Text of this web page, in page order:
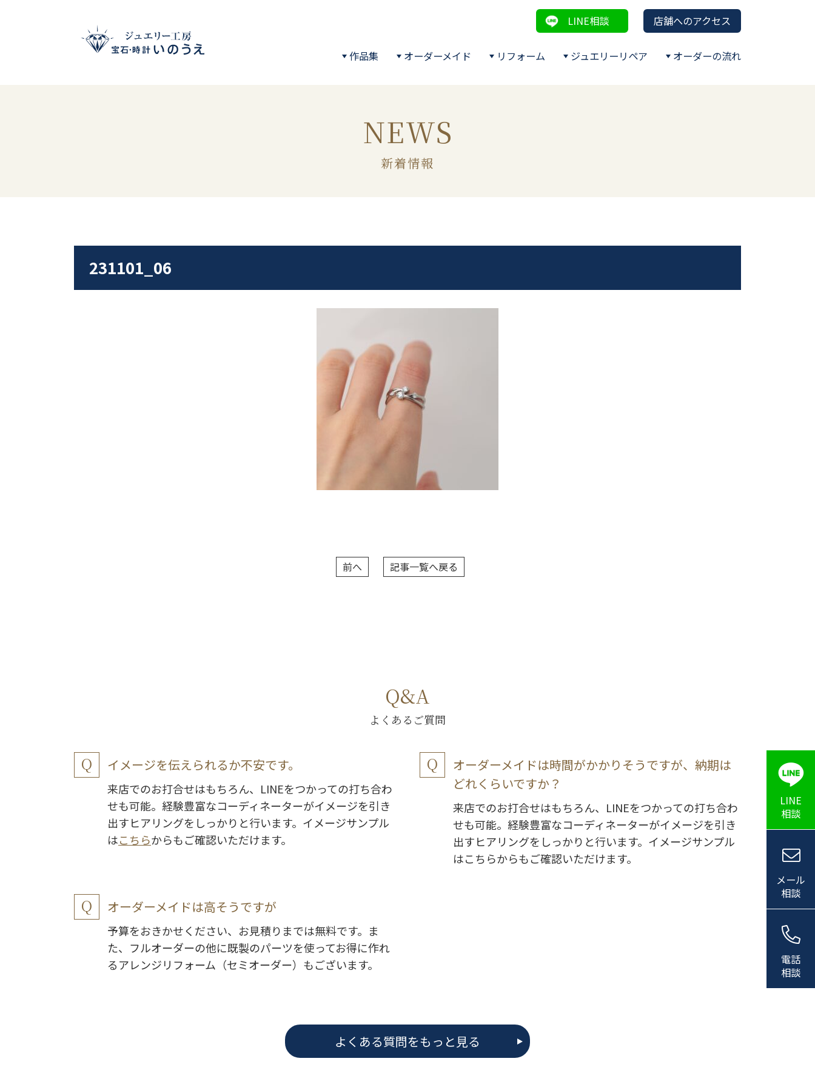
LINE相談 店舗へのアクセス
作品集 オーダーメイド リフォーム ジュエリーリペア オーダーの流れ
LINE
相談
メール
相談
電話
相談
NEWS
新着情報
231101_06
前へ 記事一覧へ戻る
Q&A
よくあるご質問
イメージを伝えられるか不安です。
来店でのお打合せはもちろん、LINEをつかっての打ち合わ
せも可能。経験豊富なコーディネーターがイメージを引き
出すヒアリングをしっかりと行います。イメージサンプル
はこちらからもご確認いただけます。
オーダーメイドは時間がかかりそうですが、納期は
どれくらいですか？
来店でのお打合せはもちろん、LINEをつかっての打ち合わ
せも可能。経験豊富なコーディネーターがイメージを引き
出すヒアリングをしっかりと行います。イメージサンプル
はこちらからもご確認いただけます。
オーダーメイドは高そうですが
予算をおきかせください、お見積りまでは無料です。ま
た、フルオーダーの他に既製のパーツを使ってお得に作れ
るアレンジリフォーム（セミオーダー）もございます。
よくある質問をもっと見る